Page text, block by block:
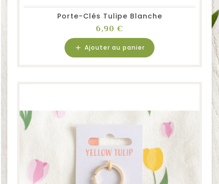
Porte-Clés Tulipe Blanche
Prix
6,90 €
add Ajouter au panier